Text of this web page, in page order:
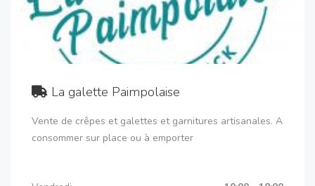
La galette Paimpolaise
Vente de crêpes et galettes et garnitures artisanales. A
consommer sur place ou à emporter